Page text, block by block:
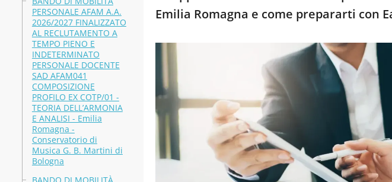
PERSONALE AFAM A.A.
2026/2027 FINALIZZATO
AL RECLUTAMENTO A
TEMPO PIENO E
INDETERMINATO
PERSONALE DOCENTE
SAD AFAM041
COMPOSIZIONE
PROFILO EX COTP/01 -
TEORIA DELL’ARMONIA
E ANALISI - Emilia
Romagna -
Conservatorio di
Musica G. B. Martini di
Bologna
Emilia Romagna e come prepararti con